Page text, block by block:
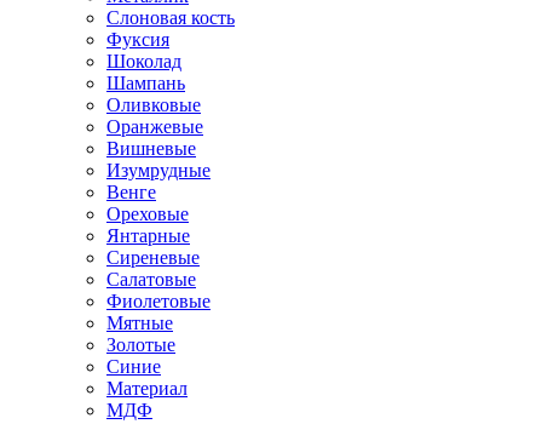
Слоновая кость
Фуксия
Шоколад
Шампань
Оливковые
Оранжевые
Вишневые
Изумрудные
Венге
Ореховые
Янтарные
Сиреневые
Салатовые
Фиолетовые
Мятные
Золотые
Синие
Материал
МДФ